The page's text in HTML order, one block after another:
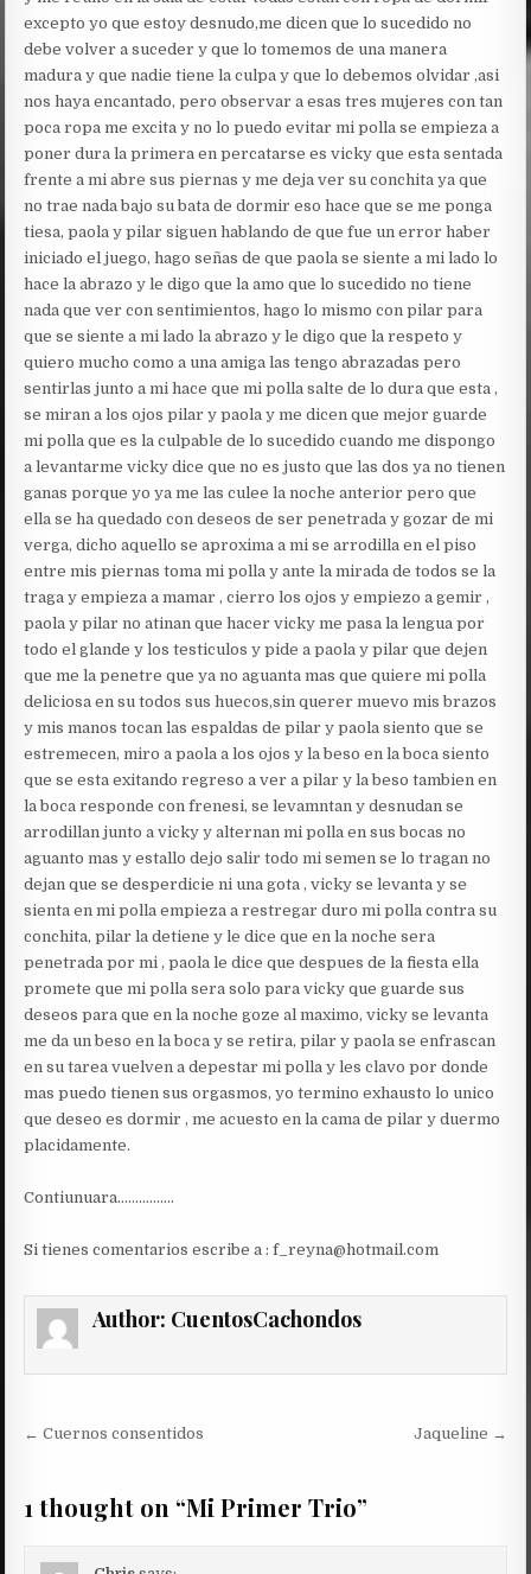
excepto yo que estoy desnudo,me dicen que lo sucedido no
debe volver a suceder y que lo tomemos de una manera
madura y que nadie tiene la culpa y que lo debemos olvidar ,asi
nos haya encantado, pero observar a esas tres mujeres con tan
poca ropa me excita y no lo puedo evitar mi polla se empieza a
poner dura la primera en percatarse es vicky que esta sentada
frente a mi abre sus piernas y me deja ver su conchita ya que
no trae nada bajo su bata de dormir eso hace que se me ponga
tiesa, paola y pilar siguen hablando de que fue un error haber
iniciado el juego, hago señas de que paola se siente a mi lado lo
hace la abrazo y le digo que la amo que lo sucedido no tiene
nada que ver con sentimientos, hago lo mismo con pilar para
que se siente a mi lado la abrazo y le digo que la respeto y
quiero mucho como a una amiga las tengo abrazadas pero
sentirlas junto a mi hace que mi polla salte de lo dura que esta ,
se miran a los ojos pilar y paola y me dicen que mejor guarde
mi polla que es la culpable de lo sucedido cuando me dispongo
a levantarme vicky dice que no es justo que las dos ya no tienen
ganas porque yo ya me las culee la noche anterior pero que
ella se ha quedado con deseos de ser penetrada y gozar de mi
verga, dicho aquello se aproxima a mi se arrodilla en el piso
entre mis piernas toma mi polla y ante la mirada de todos se la
traga y empieza a mamar , cierro los ojos y empiezo a gemir ,
paola y pilar no atinan que hacer vicky me pasa la lengua por
todo el glande y los testiculos y pide a paola y pilar que dejen
que me la penetre que ya no aguanta mas que quiere mi polla
deliciosa en su todos sus huecos,sin querer muevo mis brazos
y mis manos tocan las espaldas de pilar y paola siento que se
estremecen, miro a paola a los ojos y la beso en la boca siento
que se esta exitando regreso a ver a pilar y la beso tambien en
la boca responde con frenesi, se levamntan y desnudan se
arrodillan junto a vicky y alternan mi polla en sus bocas no
aguanto mas y estallo dejo salir todo mi semen se lo tragan no
dejan que se desperdicie ni una gota , vicky se levanta y se
sienta en mi polla empieza a restregar duro mi polla contra su
conchita, pilar la detiene y le dice que en la noche sera
penetrada por mi , paola le dice que despues de la fiesta ella
promete que mi polla sera solo para vicky que guarde sus
deseos para que en la noche goze al maximo, vicky se levanta
me da un beso en la boca y se retira, pilar y paola se enfrascan
en su tarea vuelven a depestar mi polla y les clavo por donde
mas puedo tienen sus orgasmos, yo termino exhausto lo unico
que deseo es dormir , me acuesto en la cama de pilar y duermo
placidamente.
Contiunuara…………….
Si tienes comentarios escribe a : f_reyna@hotmail.com
Author: CuentosCachondos
Post
← Cuernos consentidos Jaqueline →
1 thought on “Mi Primer Trio”